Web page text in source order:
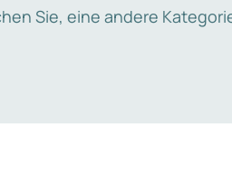
Sie, eine andere